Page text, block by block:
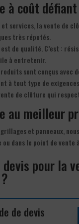
à coût
services, la vente de
très réputés.
est de qualité. C’est :
à entretenir.
sont conçus
à tout type de
de clôture qui
au meilleur
grillages et panneaux,
dans le point de vente
pour la
de devis